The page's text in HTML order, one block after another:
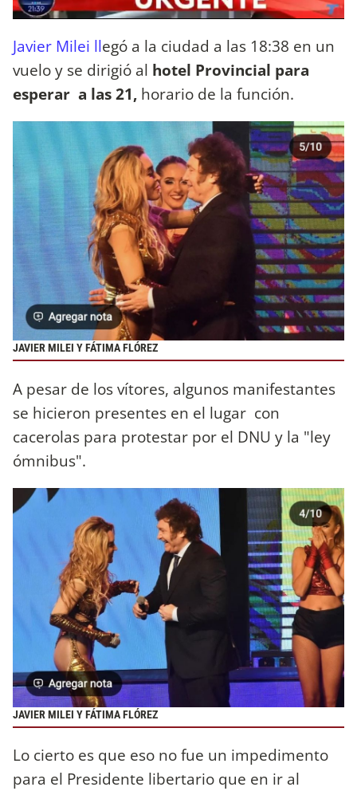
Javier Milei llegó a la ciudad a las 18:38 en un
vuelo y se dirigió al hotel Provincial para
esperar a las 21, horario de la función.
JAVIER MILEI Y FÁTIMA FLÓREZ
A pesar de los vítores, algunos manifestantes
se hicieron presentes en el lugar con
cacerolas para protestar por el DNU y la "ley
ómnibus".
JAVIER MILEI Y FÁTIMA FLÓREZ
Lo cierto es que eso no fue un impedimento
para el Presidente libertario que en ir al